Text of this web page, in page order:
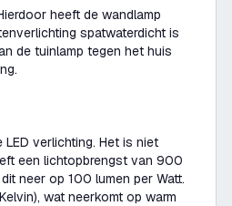
heeft de wandlamp
spatwaterdicht is
de tuinlamp tegen het huis
LED verlichting. Het is niet
een lichtopbrengst van 900
neer op 100 lumen per Watt.
wat neerkomt op warm